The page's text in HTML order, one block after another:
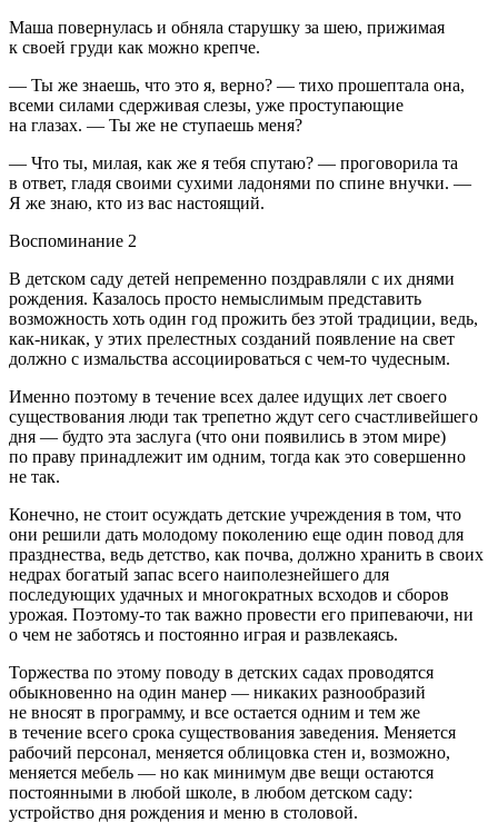
Маша повернулась и обняла старушку за шею, прижимая
к своей груди как можно крепче.
— Ты же знаешь, что это я, верно? — тихо прошептала она,
всеми силами сдерживая слезы, уже проступающие
на глазах. — Ты же не ступаешь меня?
— Что ты, милая, как же я тебя спутаю? — проговорила та
в ответ, гладя своими сухими ладонями по спине внучки. —
Я же знаю, кто из вас настоящий.
Воспоминание 2
В детском саду детей непременно поздравляли с их днями
рождения. Казалось просто немыслимым представить
возможность хоть один год прожить без этой традиции, ведь,
как-никак, у этих прелестных созданий появление на свет
должно с измальства ассоциироваться с чем-то чудесным.
Именно поэтому в течение всех далее идущих лет своего
существования люди так трепетно ждут сего счастливейшего
дня — будто эта заслуга (что они появились в этом мире)
по праву принадлежит им одним, тогда как это совершенно
не так.
Конечно, не стоит осуждать детские учреждения в том, что
они решили дать молодому поколению еще один повод для
празднества, ведь детство, как почва, должно хранить в своих
недрах богатый запас всего наиполезнейшего для
последующих удачных и многократных всходов и сборов
урожая. Поэтому-то так важно провести его припеваючи, ни
о чем не заботясь и постоянно играя и развлекаясь.
Торжества по этому поводу в детских садах проводятся
обыкновенно на один манер — никаких разнообразий
не вносят в программу, и все остается одним и тем же
в течение всего срока существования заведения. Меняется
рабочий персонал, меняется облицовка стен и, возможно,
меняется мебель — но как минимум две вещи остаются
постоянными в любой школе, в любом детском саду:
устройство дня рождения и меню в столовой.